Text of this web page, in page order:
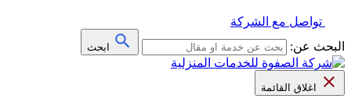
تواصل مع الشركة
البحث عن:
ابحث
اغلاق القائمة